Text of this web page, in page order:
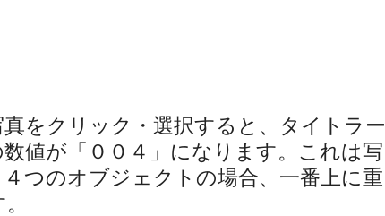
をクリック・選択すると、タイトラー
値が「００４」になります。これは写
つのオブジェクトの場合、一番上に重